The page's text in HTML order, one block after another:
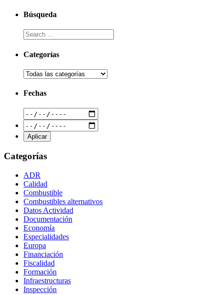
Búsqueda
Categorías
Fechas
Categorías
ADR
Calidad
Combustible
Combustibles alternativos
Datos Actividad
Documentación
Economía
Especialidades
Europa
Financiación
Fiscalidad
Formación
Infraestructuras
Inspección